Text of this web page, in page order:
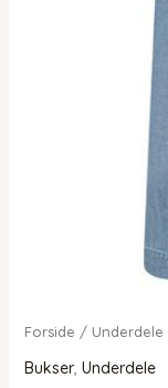
Forside / Underdele
Bukser, Underdele